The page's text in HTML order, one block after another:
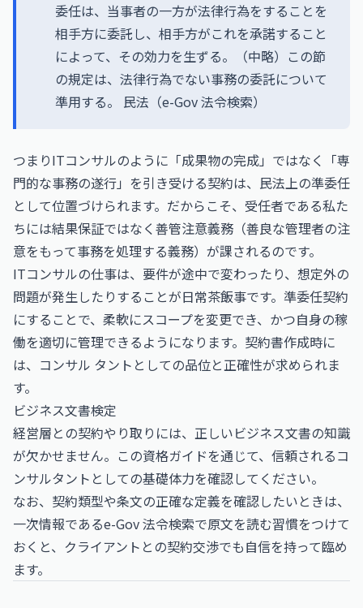
委任は、当事者の一方が法律行為をすることを
相手方に委託し、相手方がこれを承諾すること
によって、その効力を生ずる。（中略）この節
の規定は、法律行為でない事務の委託について
準用する。 民法（e-Gov 法令検索）
つまりITコンサルのように「成果物の完成」ではなく「専
門的な事務の遂行」を引き受ける契約は、民法上の準委任
として位置づけられます。だからこそ、受任者である私た
ちには結果保証ではなく善管注意義務（善良な管理者の注
意をもって事務を処理する義務）が課されるのです。
ITコンサルの仕事は、要件が途中で変わったり、想定外の
問題が発生したりすることが日常茶飯事です。準委任契約
にすることで、柔軟にスコープを変更でき、かつ自身の稼
働を適切に管理できるようになります。契約書作成時に
は、コンサル タントとしての品位と正確性が求められま
す。
ビジネス文書検定
経営層との契約やり取りには、正しいビジネス文書の知識
が欠かせません。この資格ガイドを通じて、信頼されるコ
ンサルタントとしての基礎体力を確認してください。
なお、契約類型や条文の正確な定義を確認したいときは、
一次情報であるe-Gov 法令検索で原文を読む習慣をつけて
おくと、クライアントとの契約交渉でも自信を持って臨め
ます。